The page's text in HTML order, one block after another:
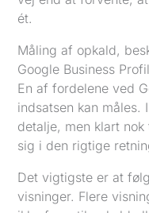
ét.
Måling af opkald,
Google Business
En af fordelene ved
indsatsen kan måles.
detalje, men klart
sig i den rigtige
Det vigtigste er at
visninger. Flere